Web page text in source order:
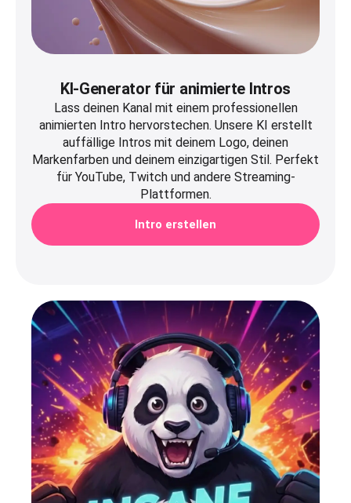
KI-Generator für animierte Intros
Lass deinen Kanal mit einem professionellen
animierten Intro hervorstechen. Unsere KI erstellt
auffällige Intros mit deinem Logo, deinen
Markenfarben und deinem einzigartigen Stil. Perfekt
für YouTube, Twitch und andere Streaming-
Plattformen.
Intro erstellen